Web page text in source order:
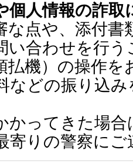
個人情報の詐
点や、添付書
い合わせを行
払機）の操作
などの振り込
ってきた場合
寄りの警察に